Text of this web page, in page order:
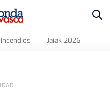
Incendios Jaiak 2026